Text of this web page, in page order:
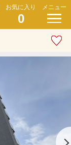
お気に入り
0
メニュー